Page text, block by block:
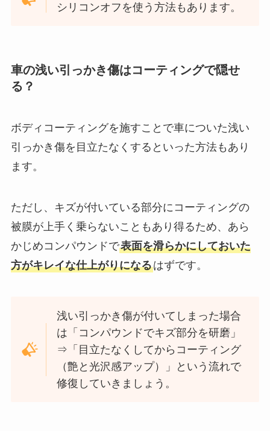
シリコンオフを使う方法もあります。
車の浅い引っかき傷はコーティングで隠せ
る？
ボディコーティングを施すことで車についた浅い
引っかき傷を目立たなくするといった方法もあり
ます。
ただし、キズが付いている部分にコーティングの
被膜が上手く乗らないこともあり得るため、あら
かじめコンパウンドで表面を滑らかにしておいた
方がキレイな仕上がりになるはずです。
浅い引っかき傷が付いてしまった場合
は「コンパウンドでキズ部分を研磨」
⇒「目立たなくしてからコーティング
（艶と光沢感アップ）」という流れで
修復していきましょう。